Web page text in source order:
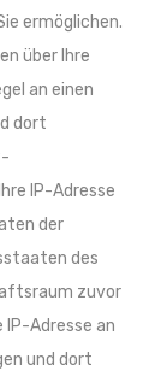
ermöglichen.
über Ihre
an einen
dort
IP-Adresse
der
des
zuvor
IP-Adresse an
und dort